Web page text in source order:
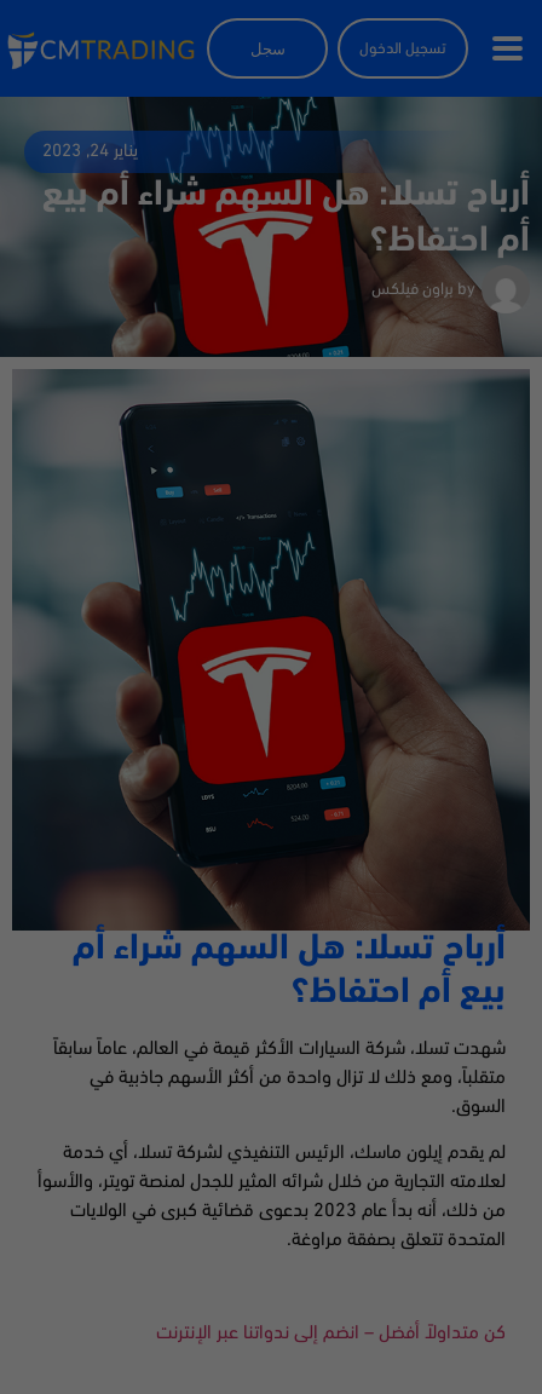
تسجيل الدخول سجل
يناير 24, 2023
أرباح تسلا: هل السهم شراء أم بيع
أم احتفاظ؟
by براون فيلكس
أرباح تسلا: هل السهم شراء أم
بيع أم احتفاظ؟
شهدت تسلا، شركة السيارات الأكثر قيمة في العالم، عاماً سابقاً
متقلباً، ومع ذلك لا تزال واحدة من أكثر الأسهم جاذبية في
السوق.
لم يقدم إيلون ماسك، الرئيس التنفيذي لشركة تسلا، أي خدمة
لعلامته التجارية من خلال شرائه المثير للجدل لمنصة تويتر، والأسوأ
من ذلك، أنه بدأ عام 2023 بدعوى قضائية كبرى في الولايات
المتحدة تتعلق بصفقة مراوغة.
كن متداولاً أفضل – انضم إلى ندواتنا عبر الإنترنت